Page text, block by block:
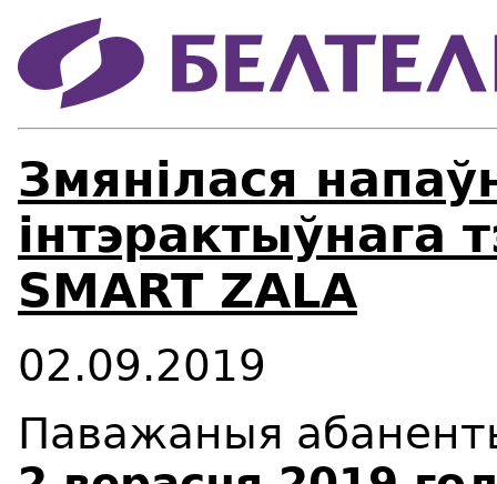
Змянілася
інтэрактыўнага
SMART ZALA
02.09.2019
Паважаныя